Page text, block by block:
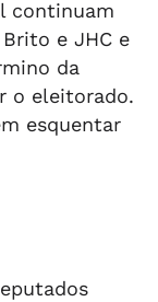
continuam
e JHC e
da
o eleitorado.
esquentar